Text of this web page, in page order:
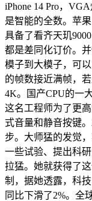
iPhone 14 Pro，
是智能的全数。苹
具备了看齐天玑
都是差同化订价。
模子到大模子，可
的帧数接近满帧，
4K。国产CPU的一
这名工程师为了更
式音量和静音按键
步。大师猛的发觉
一些试验、提出科
拉猛。她就获得了
制，据她透露，科
同比下滑了2%。全